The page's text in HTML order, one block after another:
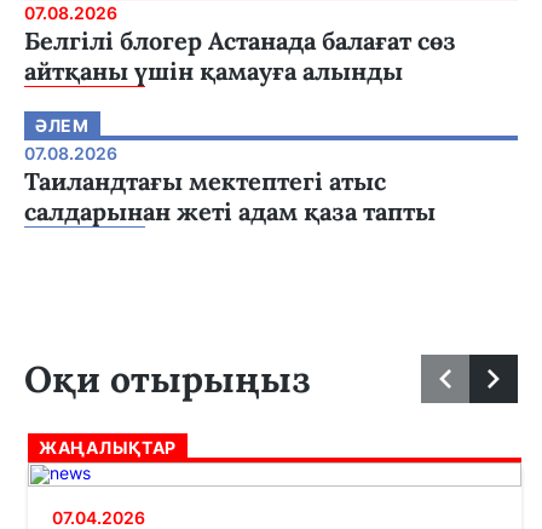
07.08.2026
Белгілі блогер Астанада балағат сөз
айтқаны үшін қамауға алынды
ӘЛЕМ
07.08.2026
Таиландтағы мектептегі атыс
салдарынан жеті адам қаза тапты
Оқи отырыңыз
ЖАҢАЛЫҚТАР
07.04.2026